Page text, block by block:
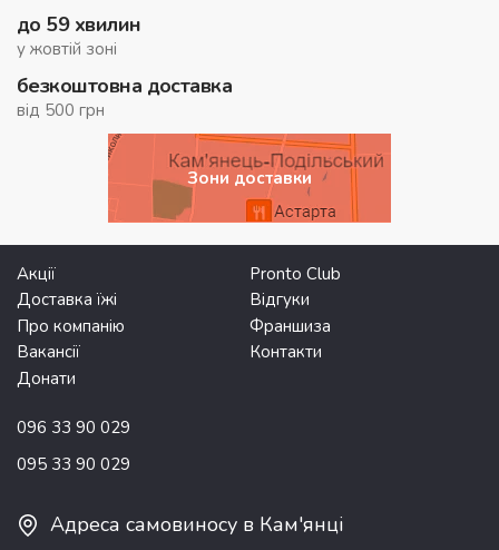
до 59 хвилин
у жовтій зоні
безкоштовна доставка
від 500 грн
Зони доставки
Акції
Pronto Club
Доставка їжі
Відгуки
Про компанію
Франшиза
Вакансії
Контакти
Донати
096 33 90 029
095 33 90 029
Адреса самовиносу в Кам'янці